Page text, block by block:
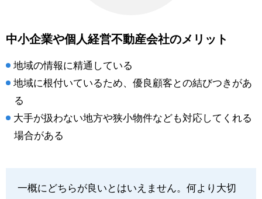
中小企業や個人経営不動産会社のメリット
地域の情報に精通している
地域に根付いているため、優良顧客との結びつきがあ
る
大手が扱わない地方や狭小物件なども対応してくれる
場合がある
一概にどちらが良いとはいえません。何より大切